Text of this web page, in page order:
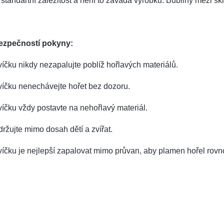
pokyny:
nikdy nezapalujte poblíž hořlavých materiálů.
nenechávejte hořet bez dozoru.
vždy postavte na nehořlavý materiál.
mimo dosah dětí a zvířat.
je nejlepší zapalovat mimo průvan, aby plamen hořel